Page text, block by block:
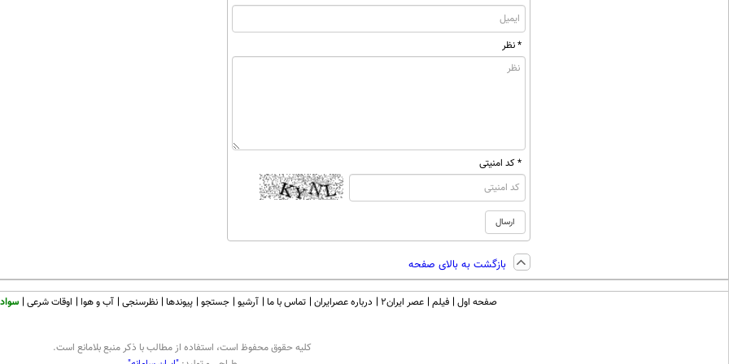
* نظر
* کد امنیتی
بازگشت به بالای صفحه
صفحه اول فیلم عصر ایران۲ درباره عصرایران تماس با ما آرشیو جستجو پیوندها نظرسنجی آب و هوا اوقات شرعی
كليه حقوق محفوظ است، استفاده از مطالب با ذكر منبع بلامانع است.